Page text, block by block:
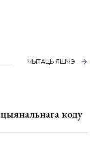
ЧЫТАЦЬ ЯШЧЭ
коду